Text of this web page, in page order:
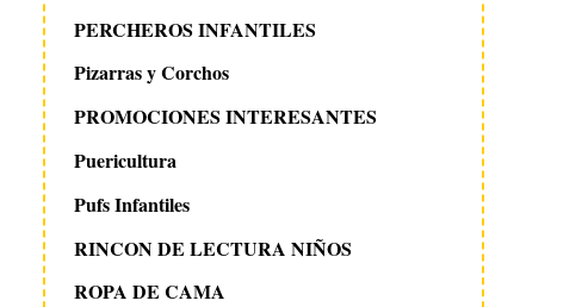
PERCHEROS INFANTILES
Pizarras y Corchos
PROMOCIONES INTERESANTES
Puericultura
Pufs Infantiles
RINCON DE LECTURA NIÑOS
ROPA DE CAMA